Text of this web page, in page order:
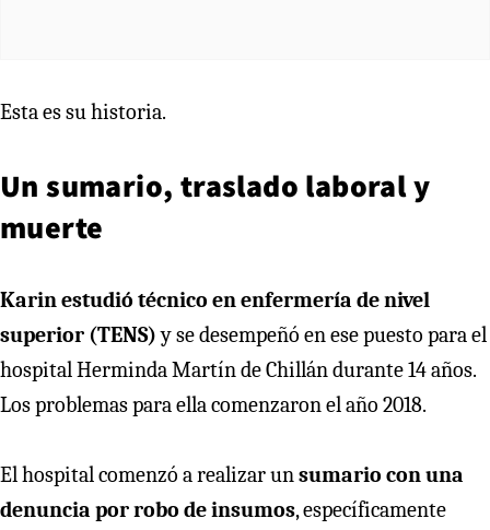
Esta es su historia.
Un sumario, traslado laboral y
muerte
Karin estudió técnico en enfermería de nivel
superior (TENS)y se desempeñó en ese puesto para el
hospital Herminda Martín de Chillán durante 14 años.
Los problemas para ella comenzaron el año 2018.
El hospital comenzó a realizar unsumario con una
denuncia por robo de insumos, específicamente